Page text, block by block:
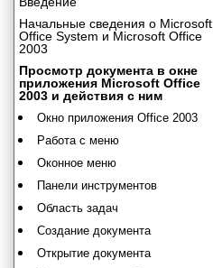
Начальные сведения о Microsoft
Office System и Microsoft Office
2003
Просмотр документа в окне
приложения Microsoft Office
2003 и действия с ним
Окно приложения Office 2003
Работа с меню
Оконное меню
Панели инструментов
Область задач
Создание документа
Открытие документа